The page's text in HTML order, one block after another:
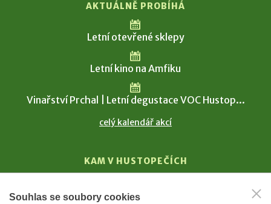
AKTUÁLNĚ PROBÍHÁ
Letní otevřené sklepy
Letní kino na Amfiku
Vinařství Prchal | Letní degustace VOC Hustop...
celý kalendář akcí
KAM V HUSTOPEČÍCH
T. G. Masaryk
Souhlas se soubory cookies